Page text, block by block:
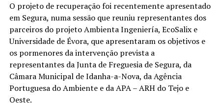
O projeto de recuperação foi recentemente apresentado
em Segura, numa sessão que reuniu representantes dos
parceiros do projeto Ambienta Ingeniería, EcoSalix e
Universidade de Évora, que apresentaram os objetivos e
os pormenores da intervenção prevista a
representantes da Junta de Freguesia de Segura, da
Câmara Municipal de Idanha-a-Nova, da Agência
Portuguesa do Ambiente e da APA – ARH do Tejo e
Oeste.